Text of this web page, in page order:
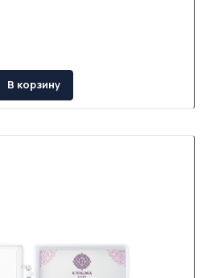
В корзину